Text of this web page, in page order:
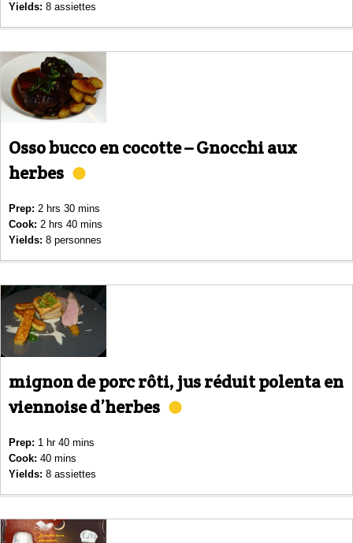
Yields: 8 assiettes
Osso bucco en cocotte – Gnocchi aux
herbes
Prep: 2 hrs 30 mins
Cook: 2 hrs 40 mins
Yields: 8 personnes
mignon de porc rôti, jus réduit polenta en
viennoise d’herbes
Prep: 1 hr 40 mins
Cook: 40 mins
Yields: 8 assiettes